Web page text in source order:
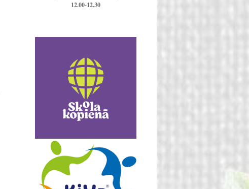
12.00-12.30